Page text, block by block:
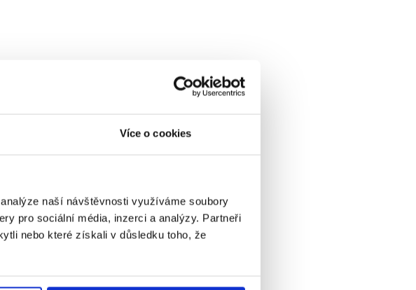
Více o cookies
naší návštěvnosti využíváme soubory
pro sociální média, inzerci a analýzy. Partneři
nebo které získali v důsledku toho, že